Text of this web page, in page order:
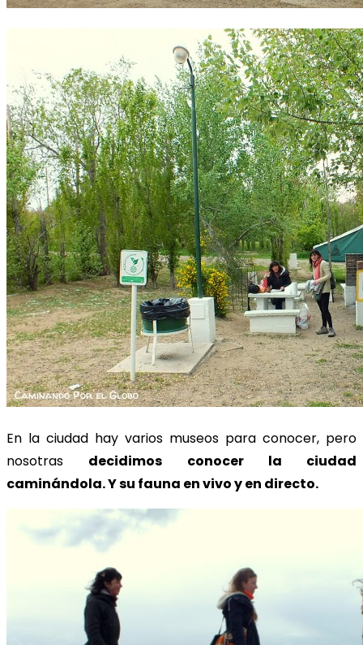
En la ciudad hay varios museos para conocer, pero
nosotras decidimos conocer la ciudad
caminándola. Y su fauna en vivo y en directo.